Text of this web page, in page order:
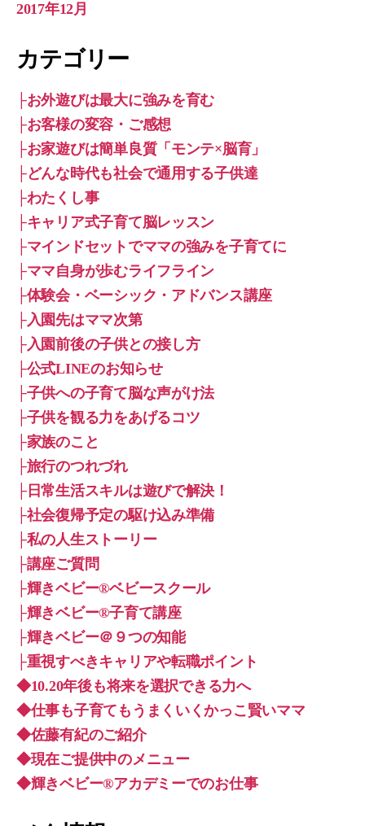
2017年12月
カテゴリー
├お外遊びは最大に強みを育む
├お客様の変容・ご感想
├お家遊びは簡単良質「モンテ×脳育」
├どんな時代も社会で通用する子供達
├わたくし事
├キャリア式子育て脳レッスン
├マインドセットでママの強みを子育てに
├ママ自身が歩むライフライン
├体験会・ベーシック・アドバンス講座
├入園先はママ次第
├入園前後の子供との接し方
├公式LINEのお知らせ
├子供への子育て脳な声がけ法
├子供を観る力をあげるコツ
├家族のこと
├旅行のつれづれ
├日常生活スキルは遊びで解決！
├社会復帰予定の駆け込み準備
├私の人生ストーリー
├講座ご質問
├輝きベビー®ベビースクール
├輝きベビー®子育て講座
├輝きベビー＠９つの知能
├重視すべきキャリアや転職ポイント
◆10.20年後も将来を選択できる力へ
◆仕事も子育てもうまくいくかっこ賢いママ
◆佐藤有紀のご紹介
◆現在ご提供中のメニュー
◆輝きベビー®︎アカデミーでのお仕事